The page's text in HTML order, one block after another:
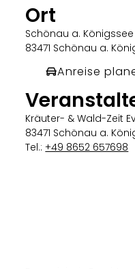
Ort
Schönau a. Königssee
83471 Schönau a.
Anreise
Kräuter- & Wald-Zeit
83471 Schönau a.
Tel.:+49 8652 657698